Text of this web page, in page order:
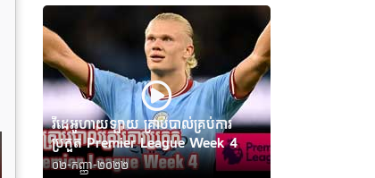
វីដេអូហាយឡាយ គ្រាប់បាល់គ្រប់ការ
ប្រកួត Premier League Week 4
០២-កញ្ញា-២០២២